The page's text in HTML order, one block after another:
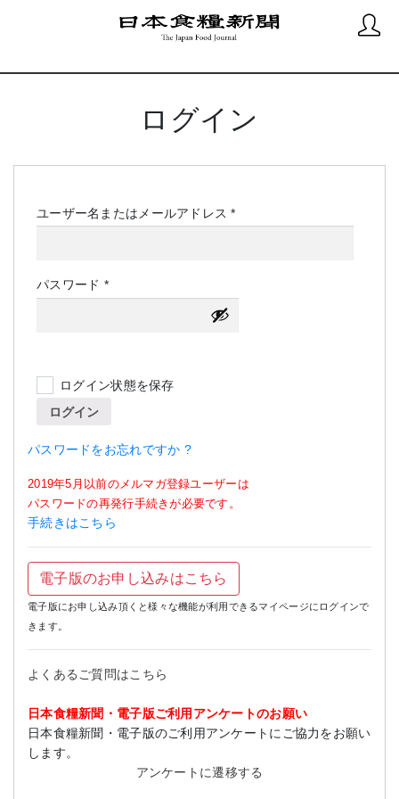
ログイン
ユーザー名またはメールアドレス*必
パスワード *必
須
ログイン状態を保存
ログイン
パスワードをお忘れですか ?
2019年5月以前のメルマガ登録ユーザーは
パスワードの再発行手続きが必要です。
手続きはこちら
電子版のお申し込みはこちら
電子版にお申し込み頂くと様々な機能が利用できるマイページにログインで
きます。
よくあるご質問はこちら
日本食糧新聞・電子版ご利用アンケートのお願い
日本食糧新聞・電子版のご利用アンケートにご協力をお願い
します。
アンケートに遷移する